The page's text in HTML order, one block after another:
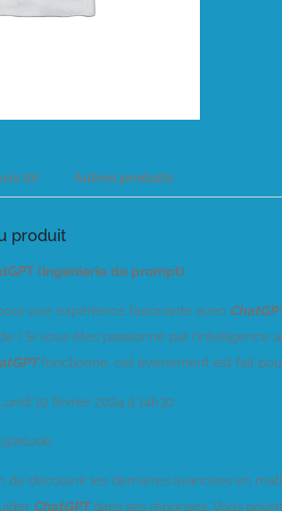
(0) Autres produits
produit
(Ingénierie de prompt)
une expérience fascinante avec
! Si vous êtes passionné par l’intelligence
fonctionne, cet événement est fait
19 février 2024 à 14h30
de découvrir les dernières avancées en
ChatGPTdans ses réponses. Vous